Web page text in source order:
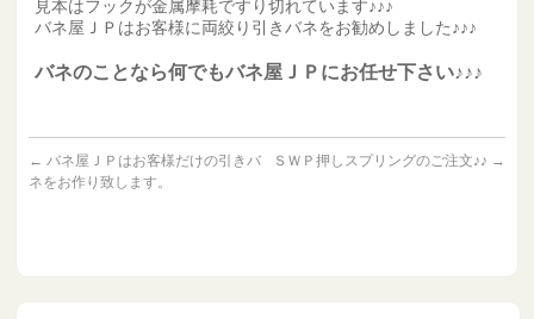
見本はフックが金属摩耗ですり切れています♪♪♪
バネ屋ＪＰはお客様に両絞り引きバネをお勧めしました♪♪♪
バネのことなら何でもバネ屋ＪＰにお任せ下さい♪♪♪
← バネ屋ＪＰはお客様だけの引きバ
ネをお作り致します。
ＳＷＰ押しスプリングのご注文♪♪ →